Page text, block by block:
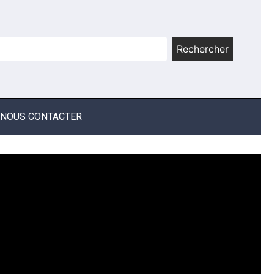
Rechercher
NOUS CONTACTER